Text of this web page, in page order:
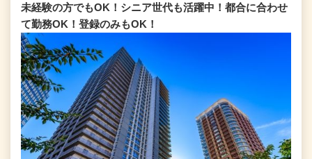
未経験の方でもOK！シニア世代も活躍中！都合に合わせ
て勤務OK！登録のみもOK！